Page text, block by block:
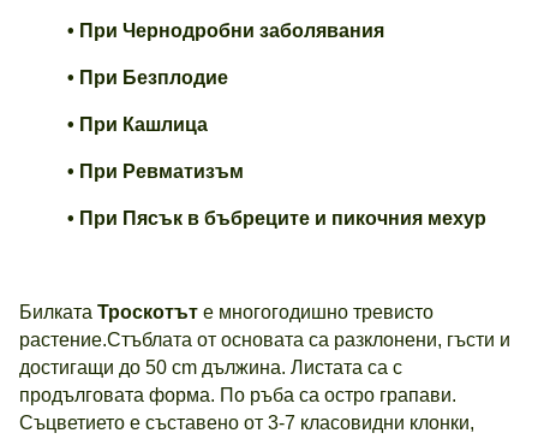
• При Чернодробни заболявания
• При Безплодие
• При Кашлица
• При Ревматизъм
• При Пясък в бъбреците и пикочния мехур
Билката Троскотът е многогодишно тревисто
растение.Стъблата от основата са разклонени, гъсти и
достигащи до 50 cm дължина. Листата са с
продълговата форма. По ръба са остро грапави.
Съцветието е съставено от 3-7 класовидни клонки,